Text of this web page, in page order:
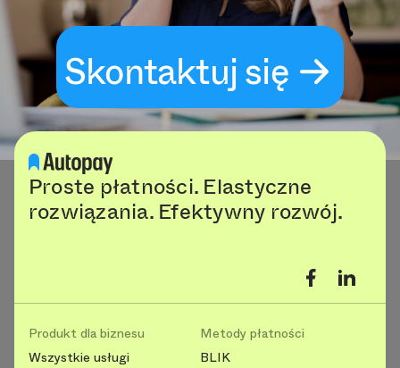
Skontaktuj się
Proste płatności. Elastyczne
rozwiązania. Efektywny rozwój.
Produkt dla biznesu
Wszystkie usługi
Metody płatności
BLIK